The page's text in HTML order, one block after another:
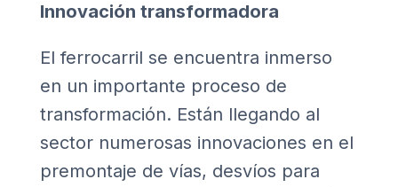
Innovación transformadora
El ferrocarril se encuentra inmerso
en un importante proceso de
transformación. Están llegando al
sector numerosas innovaciones en el
premontaje de vías, desvíos para